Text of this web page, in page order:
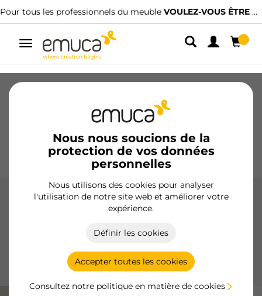
VOUS ÊTRE CLIENT ? Nous avons des distributeurs spécialisés.
Alterner
navigation
Nous nous soucions de la
protection de vos données
personnelles
Nous utilisons des cookies pour analyser
l'utilisation de notre site web et améliorer votre
expérience.
Définir les cookies
Accepter toutes les cookies
Consultez notre politique en matière de cookies
Charnières
Cuisine Montage
Poignées Pieds Présentoirs
Poubelles avec fixation inférieure à
extraction manuelle
Les conteneurs Recycle à fixation inférieure d'Emuca
des déchets dans les cuisines, avec une extraction manuelle
et une installation facile.